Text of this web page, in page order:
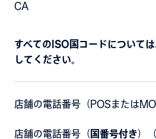
CA
すべてのISO国コードについて
してください。
店舗の電話番号（POSまたは
店舗の電話番号（ 国番号付き）